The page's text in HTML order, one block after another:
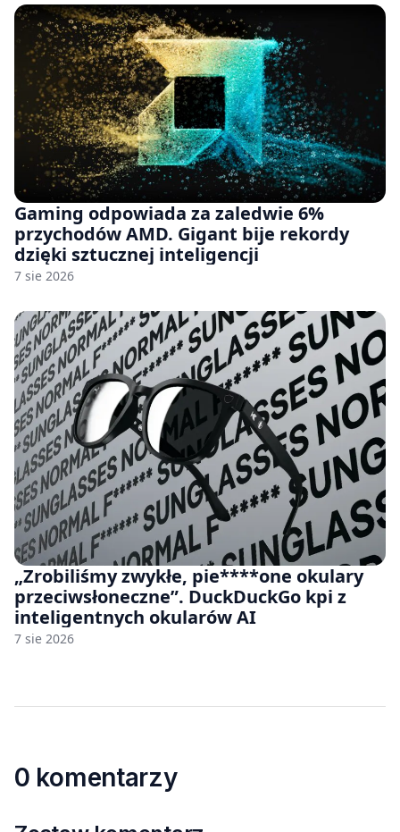
Gaming odpowiada za zaledwie 6%
przychodów AMD. Gigant bije rekordy
dzięki sztucznej inteligencji
7 sie 2026
„Zrobiliśmy zwykłe, pie****one okulary
przeciwsłoneczne”. DuckDuckGo kpi z
inteligentnych okularów AI
7 sie 2026
0 komentarzy